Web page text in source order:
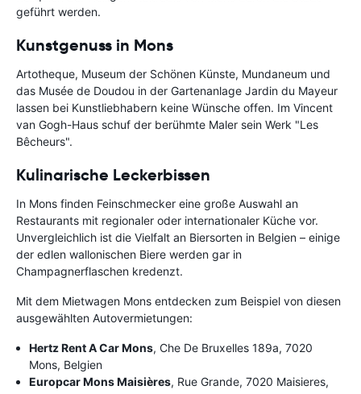
geführt werden.
Kunstgenuss in Mons
Artotheque, Museum der Schönen Künste, Mundaneum und
das Musée de Doudou in der Gartenanlage Jardin du Mayeur
lassen bei Kunstliebhabern keine Wünsche offen. Im Vincent
van Gogh-Haus schuf der berühmte Maler sein Werk "Les
Bêcheurs".
Kulinarische Leckerbissen
In Mons finden Feinschmecker eine große Auswahl an
Restaurants mit regionaler oder internationaler Küche vor.
Unvergleichlich ist die Vielfalt an Biersorten in Belgien – einige
der edlen wallonischen Biere werden gar in
Champagnerflaschen kredenzt.
Mit dem Mietwagen Mons entdecken zum Beispiel von diesen
ausgewählten Autovermietungen:
Hertz Rent A Car Mons, Che De Bruxelles 189a, 7020
Mons, Belgien
Europcar Mons Maisières, Rue Grande, 7020 Maisieres,